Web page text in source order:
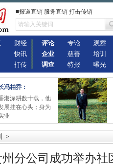
■报道直销 服务直销 打击传销
财经
快讯
打传
评论
企业
调查
专论
慈善
特报
观察
培训
曝光
冯柏乔：
港深耕数十载，他
展挂在心头；身为
业
>
分公司成功举办社